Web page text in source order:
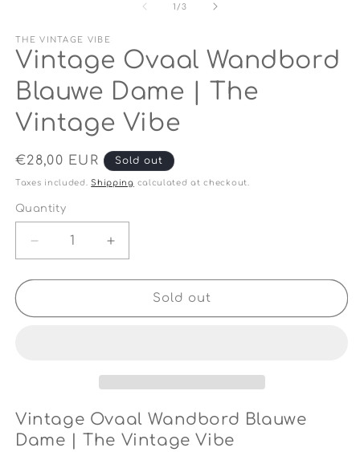
1 /of
3
THE VINTAGE VIBE
Vintage Ovaal Wandbord
Blauwe Dame | The
Vintage Vibe
Regular
price
€28,00 EUR Sold out
Taxes included.Shipping calculated at checkout.
Quantity
Quantity
Decrease
quantity
for
Ovaal
Vintage
Vibe
Increase
quantity
for
Vintage
Ovaal
Vintage
Vibe
Sold out
Vintage Ovaal Wandbord Blauwe
Dame | The Vintage Vibe